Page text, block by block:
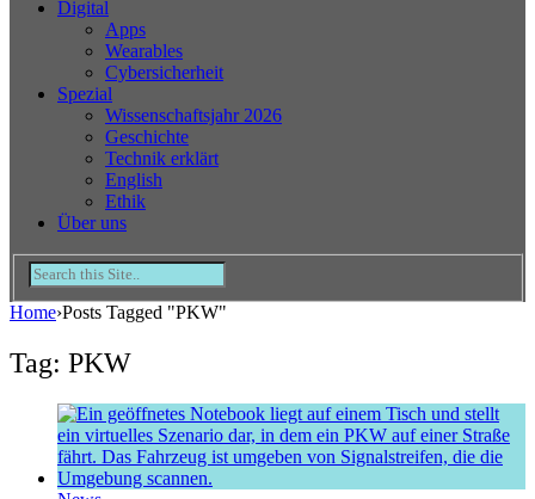
Digital
Apps
Wearables
Cybersicherheit
Spezial
Wissenschaftsjahr 2026
Geschichte
Technik erklärt
English
Ethik
Über uns
Home›Posts Tagged "PKW"
Tag: PKW